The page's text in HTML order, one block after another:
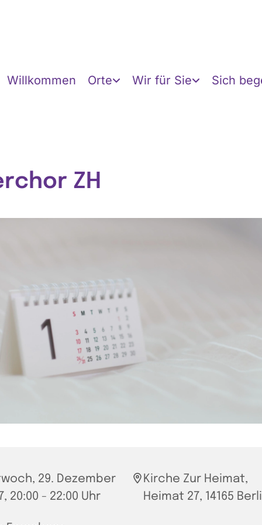
Willkommen Orte Wir für Sie Sich
ZH
29. Dezember
20:00 - 22:00 Uhr
Kirche Zur Heimat,
Heimat 27, 14165